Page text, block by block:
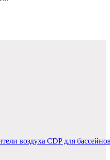
воздуха CDP для